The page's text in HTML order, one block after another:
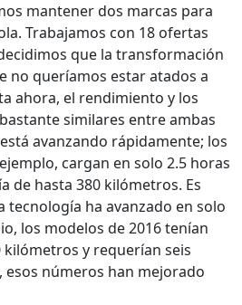
mantener dos marcas para
Trabajamos con 18 ofertas
que la transformación
no queríamos estar atados a
ahora, el rendimiento y los
similares entre ambas
avanzando rápidamente; los
cargan en solo 2.5 horas
de hasta 380 kilómetros. Es
tecnología ha avanzado en solo
los modelos de 2016 tenían
y requerían seis
esos números han mejorado